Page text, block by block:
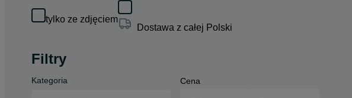
tylko ze zdjęciem
Dostawa z całej Polski
Filtry
Kategoria Cena